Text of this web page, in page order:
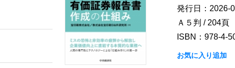
発行日：2026-
Ａ５判 / 204頁
ISBN：978-4-
お気に入り追加